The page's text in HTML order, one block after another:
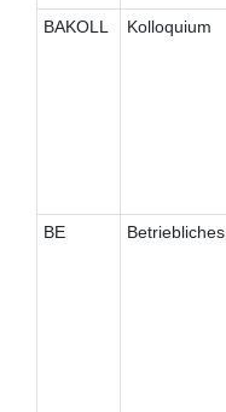
BAKOLL Kolloquium
BE